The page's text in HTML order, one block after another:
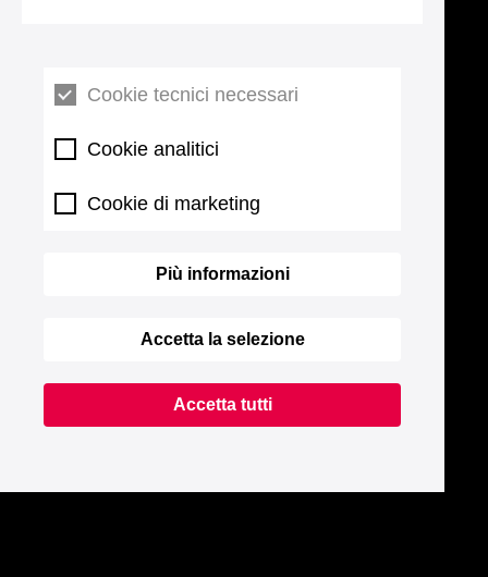
Cookie tecnici necessari
Cookie analitici
Cookie di marketing
Più informazioni
Accetta la selezione
Accetta tutti